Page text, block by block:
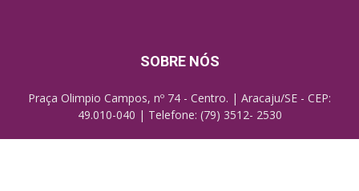
SOBRE NÓS
Praça Olimpio Campos, nº 74 - Centro. | Aracaju/SE - CEP:
49.010-040 | Telefone: (79) 3512- 2530